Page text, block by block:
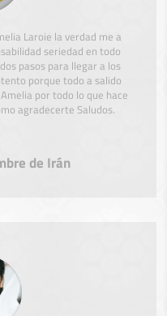
Laroie la verdad me a
seriedad en todo
pasos para llegar a los
porque todo a salido
por todo lo que hace
agradecerte Saludos.
de Irán